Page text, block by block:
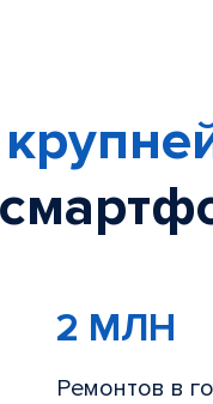
2 МЛН
Ремонтов в